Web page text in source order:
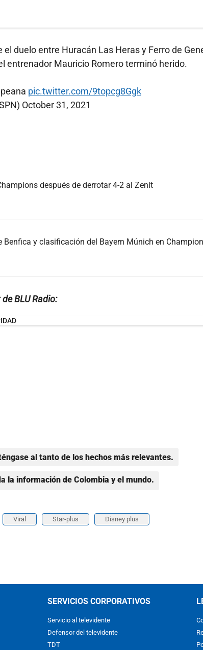
duelo entre Huracán Las Heras y Ferro de
entrenador Mauricio Romero terminó herido.
pic.twitter.com/9topcg8Ggk
October 31, 2021
después de derrotar 4-2 al Zenit
y clasificación del Bayern Múnich en
BLU Radio:
al tanto de los hechos más relevantes.
la información de Colombia y el mundo.
Viral Star-plus Disney plus
SERVICIOS CORPORATIVOS
Servicio al televidente
Defensor del televidente
TDT